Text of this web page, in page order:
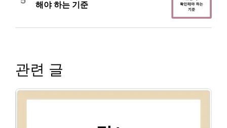
해야 하는 기준
관련 글